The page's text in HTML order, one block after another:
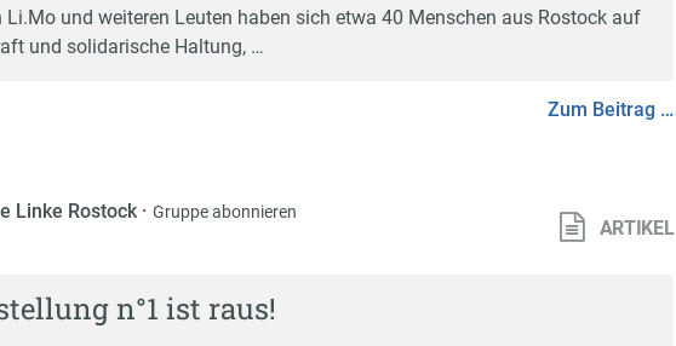
Li.Mo und weiteren Leuten haben sich etwa 40 Menschen aus Rostock auf
und solidarische Haltung, …
Zum Beitrag …
Linke Rostock · Gruppe abonnieren
ARTIKEL
n°1 ist raus!